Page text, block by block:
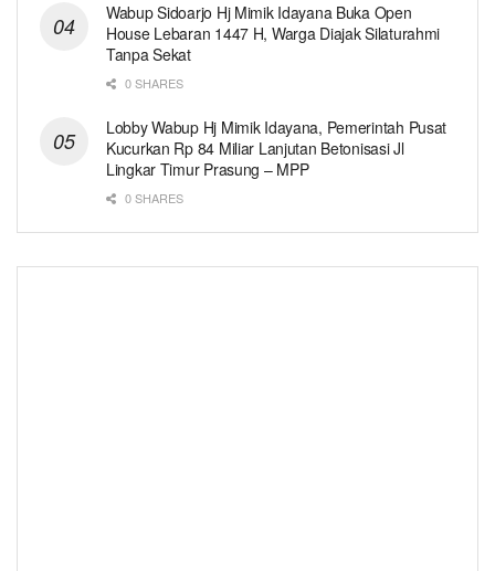
Wabup Sidoarjo Hj Mimik Idayana Buka Open
House Lebaran 1447 H, Warga Diajak Silaturahmi
Tanpa Sekat
0 SHARES
Lobby Wabup Hj Mimik Idayana, Pemerintah Pusat
Kucurkan Rp 84 Miliar Lanjutan Betonisasi Jl
Lingkar Timur Prasung – MPP
0 SHARES